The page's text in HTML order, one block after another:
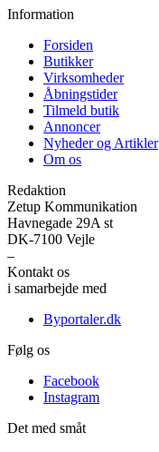
Information
Forsiden
Butikker
Virksomheder
Åbningstider
Tilmeld butik
Annoncer
Nyheder og Artikler
Om os
Redaktion
Zetup Kommunikation
Havnegade 29A st
DK-7100 Vejle
–
Kontakt os
i samarbejde med
Byportaler.dk
Følg os
Facebook
Instagram
Det med småt